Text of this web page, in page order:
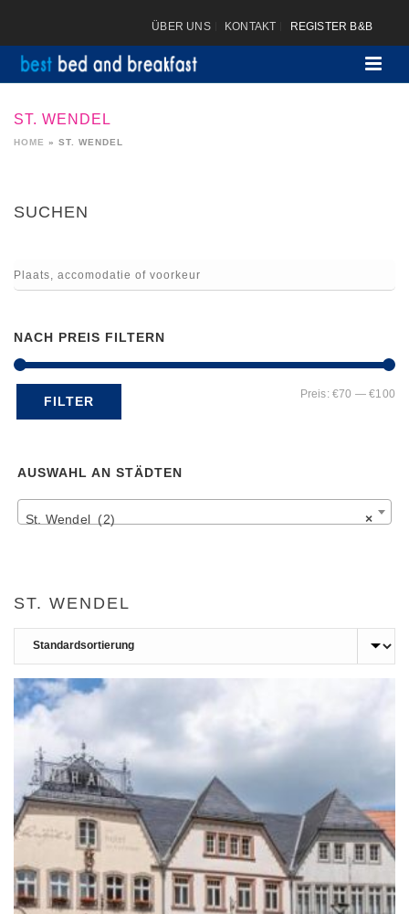
ÜBER UNS KONTAKT REGISTER B&B
ST. WENDEL
HOME » ST. WENDEL
ST. WENDEL
SUCHEN
NACH PREIS FILTERN
FILTER Preis: €70 —€100
AUSWAHL AN STÄDTEN
×
St. Wendel (2)